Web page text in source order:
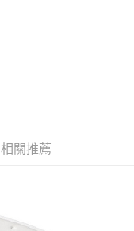
相關推薦